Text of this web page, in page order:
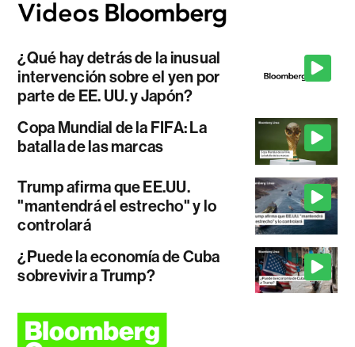
¿Qué hay detrás de la inusual
intervención sobre el yen por
parte de EE. UU. y Japón?
Copa Mundial de la FIFA: La
batalla de las marcas
Trump afirma que EE.UU.
"mantendrá el estrecho" y lo
controlará
¿Puede la economía de Cuba
sobrevivir a Trump?